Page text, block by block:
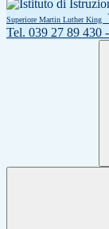
Superiore Martin Luther King
Tel. 039 27 89 430